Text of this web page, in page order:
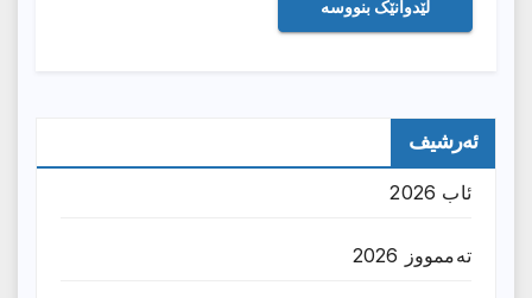
ئەرشیف
ئاب 2026
تەممووز 2026